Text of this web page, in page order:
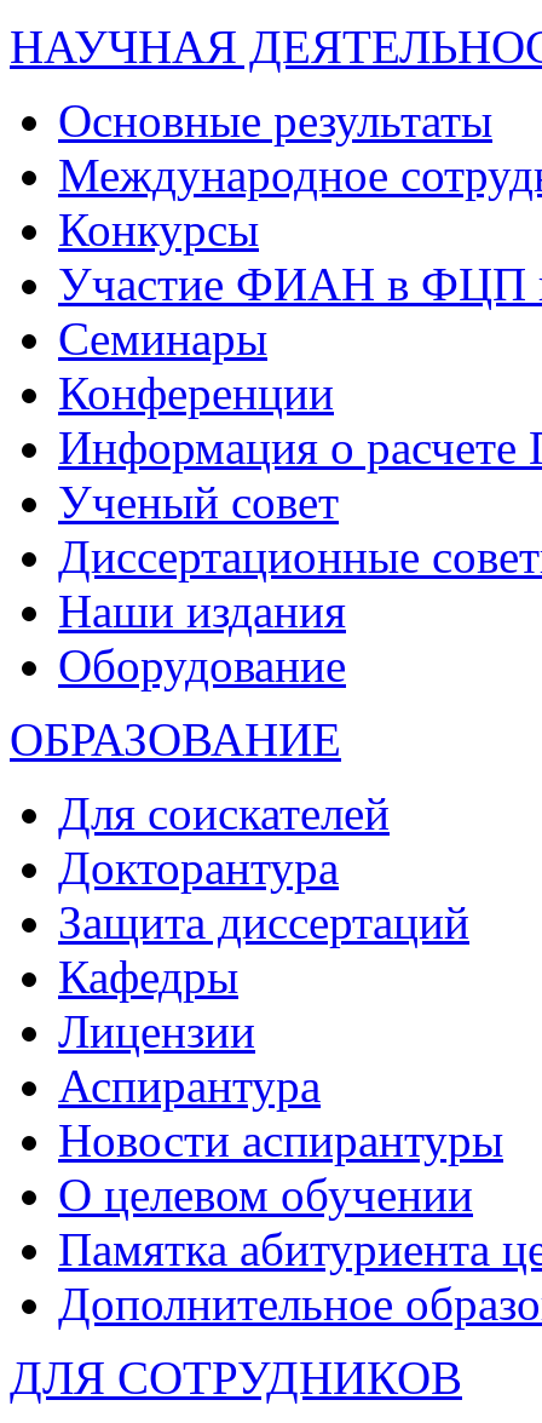
НАУЧНАЯ
Основные результаты
Международное
Конкурсы
Участие ФИАН в ФЦП
Семинары
Конференции
Информация о
Ученый совет
Диссертационные
Наши издания
Оборудование
ОБРАЗОВАНИЕ
Для соискателей
Докторантура
Защита диссертаций
Кафедры
Лицензии
Аспирантура
Новости аспирантуры
О целевом обучении
Памятка абитуриента
Дополнительное
ДЛЯ СОТРУДНИКОВ